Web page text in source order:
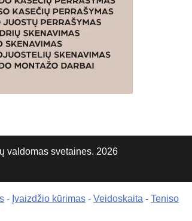
valdomas svetaines. 2026
- Įvaizdžio kūrimas - Veidoskaita - Teniso